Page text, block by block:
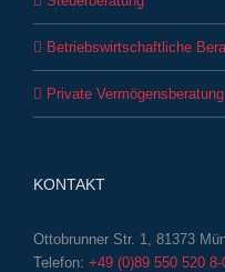
Betriebswirtschaftliche
Private Vermögensberatung
KONTAKT
Ottobrunner Str. 1, 81373
Telefon: +49 (0)89 550 520 8-